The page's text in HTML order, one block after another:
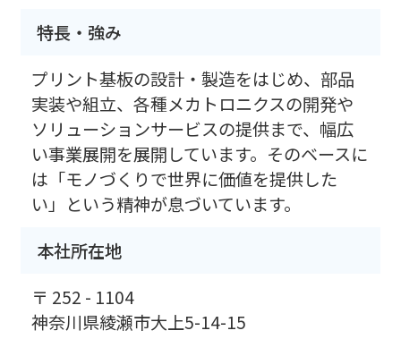
特長・強み
プリント基板の設計・製造をはじめ、部品
実装や組立、各種メカトロニクスの開発や
ソリューションサービスの提供まで、幅広
い事業展開を展開しています。そのベースに
は「モノづくりで世界に価値を提供した
い」という精神が息づいています。
本社所在地
〒 252 - 1104
神奈川県綾瀬市大上5-14-15